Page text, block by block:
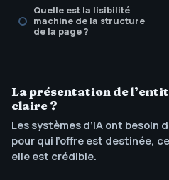
Quelle est la lisibilité
machine de la structure
de la page ?
revue pour la fraîcheur
et les affirmations ?
La présentation de
claire ?
Les systèmes d’IA ont besoin
pour qui l’offre est destinée,
elle est crédible.